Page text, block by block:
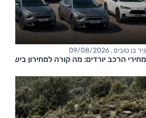
ניר בן טובים , 09/08/2026
מחירי הרכב יורדים: מה קורה למחירון בישראל?